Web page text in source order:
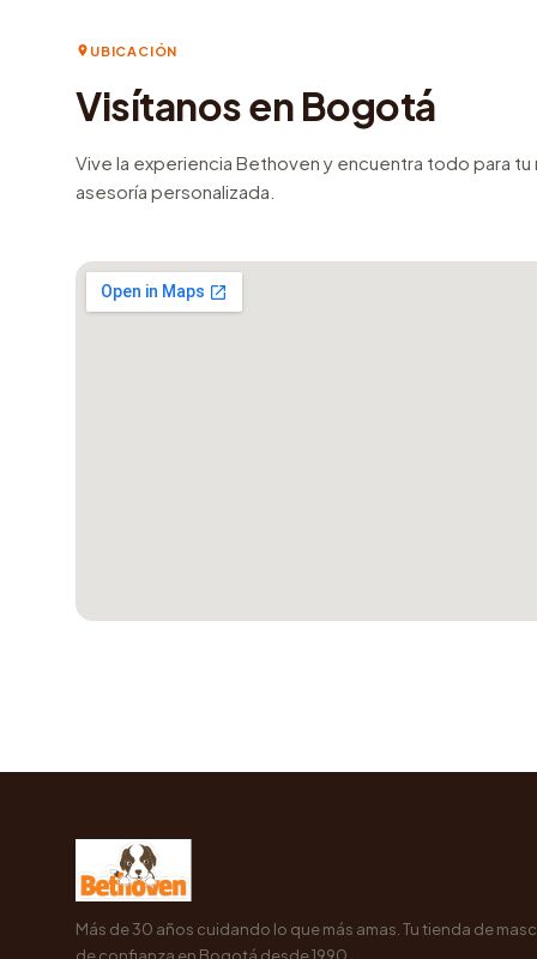
UBICACIÓN
Visítanos en Bogotá
Vive la experiencia Bethoven y encuentra todo para
asesoría personalizada.
Más de 30 años cuidando lo que más amas. Tu tienda de